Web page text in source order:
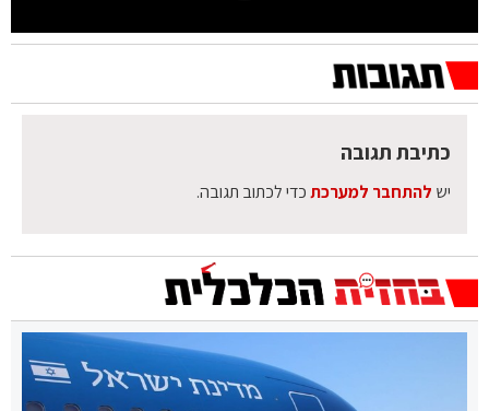
כתיבת תגובה
יש להתחבר למערכתכדי לכתוב תגובה.